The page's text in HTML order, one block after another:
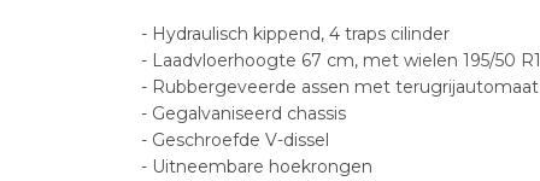
- Hydraulisch kippend, 4 traps cilinder
- Laadvloerhoogte 67 cm, met wielen 195/50
- Rubbergeveerde assen met terugrijautomaat
- Gegalvaniseerd chassis
- Geschroefde V-dissel
- Uitneembare hoekrongen